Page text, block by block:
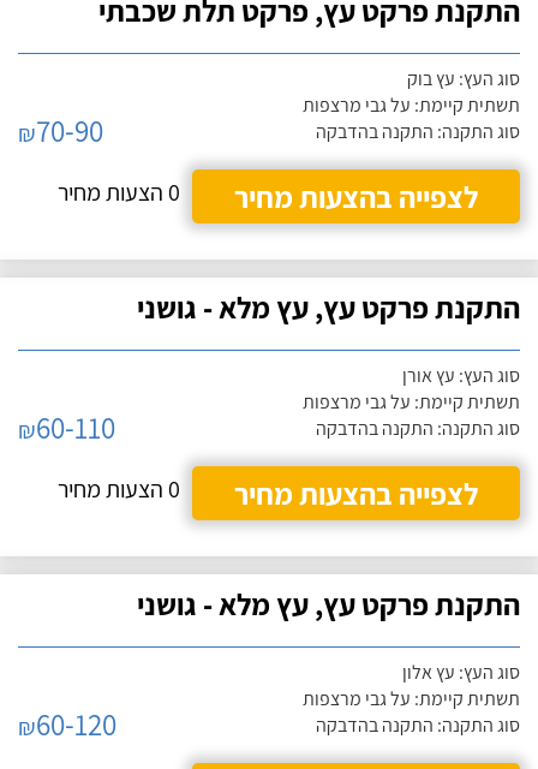
התקנת פרקט עץ, פרקט תלת שכבתי
סוג העץ: עץ בוק
תשתית קיימת: על גבי מרצפות
סוג התקנה: התקנה בהדבקה
₪70-90
לצפייה בהצעות מחיר
0 הצעות מחיר
התקנת פרקט עץ, עץ מלא - גושני
סוג העץ: עץ אורן
תשתית קיימת: על גבי מרצפות
סוג התקנה: התקנה בהדבקה
₪60-110
לצפייה בהצעות מחיר
0 הצעות מחיר
התקנת פרקט עץ, עץ מלא - גושני
סוג העץ: עץ אלון
תשתית קיימת: על גבי מרצפות
סוג התקנה: התקנה בהדבקה
₪60-120